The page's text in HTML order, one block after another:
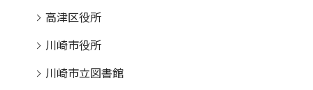
高津区役所
川崎市役所
川崎市立図書館